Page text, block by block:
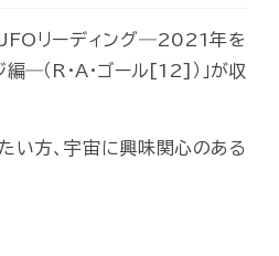
UFOリーディング―2021年を
―（R・A・ゴール[12]）」が収
方、宇宙に興味関心のある